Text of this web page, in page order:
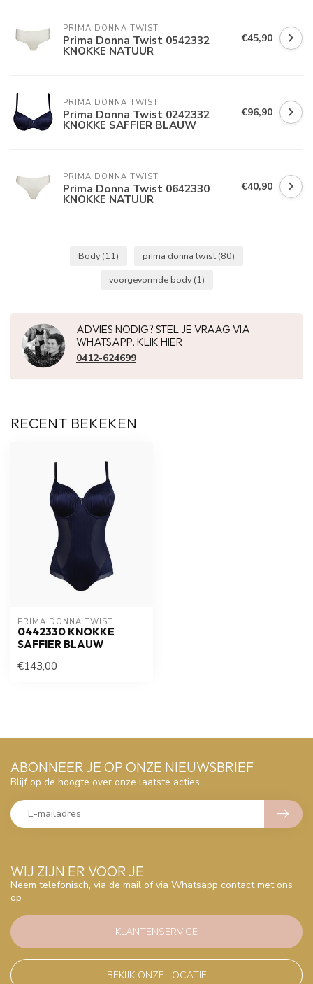
PRIMA DONNA TWIST
Prima Donna Twist 0542332
KNOKKE NATUUR
€45,90
PRIMA DONNA TWIST
Prima Donna Twist 0242332
KNOKKE SAFFIER BLAUW
€96,90
PRIMA DONNA TWIST
Prima Donna Twist 0642330
KNOKKE NATUUR
€40,90
Body(11) prima donna twist (80)
voorgevormde body(1)
ADVIES NODIG? STEL JE VRAAG VIA
WHATSAPP, KLIK HIER
0412-624699
RECENT BEKEKEN
PRIMA DONNA TWIST
0442330 KNOKKE
SAFFIER BLAUW
€143,00
WIJ ZIJN ER VOOR JE
Neem telefonisch, via de mail of via Whatsapp contact met ons
op
KLANTENSERVICE
BEKIJK ONZE LOCATIE
ABONNEER JE OP ONZE NIEUWSBRIEF
Blijf op de hoogte over onze laatste acties